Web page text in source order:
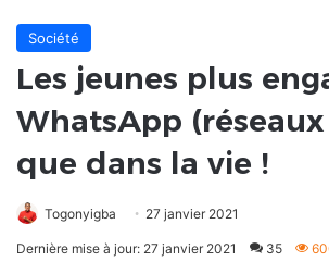
Société
Les jeunes plus
WhatsApp
que dans la vie !
Togonyigba 27 janvier 2021
Dernière mise à jour: 27 janvier 2021 35